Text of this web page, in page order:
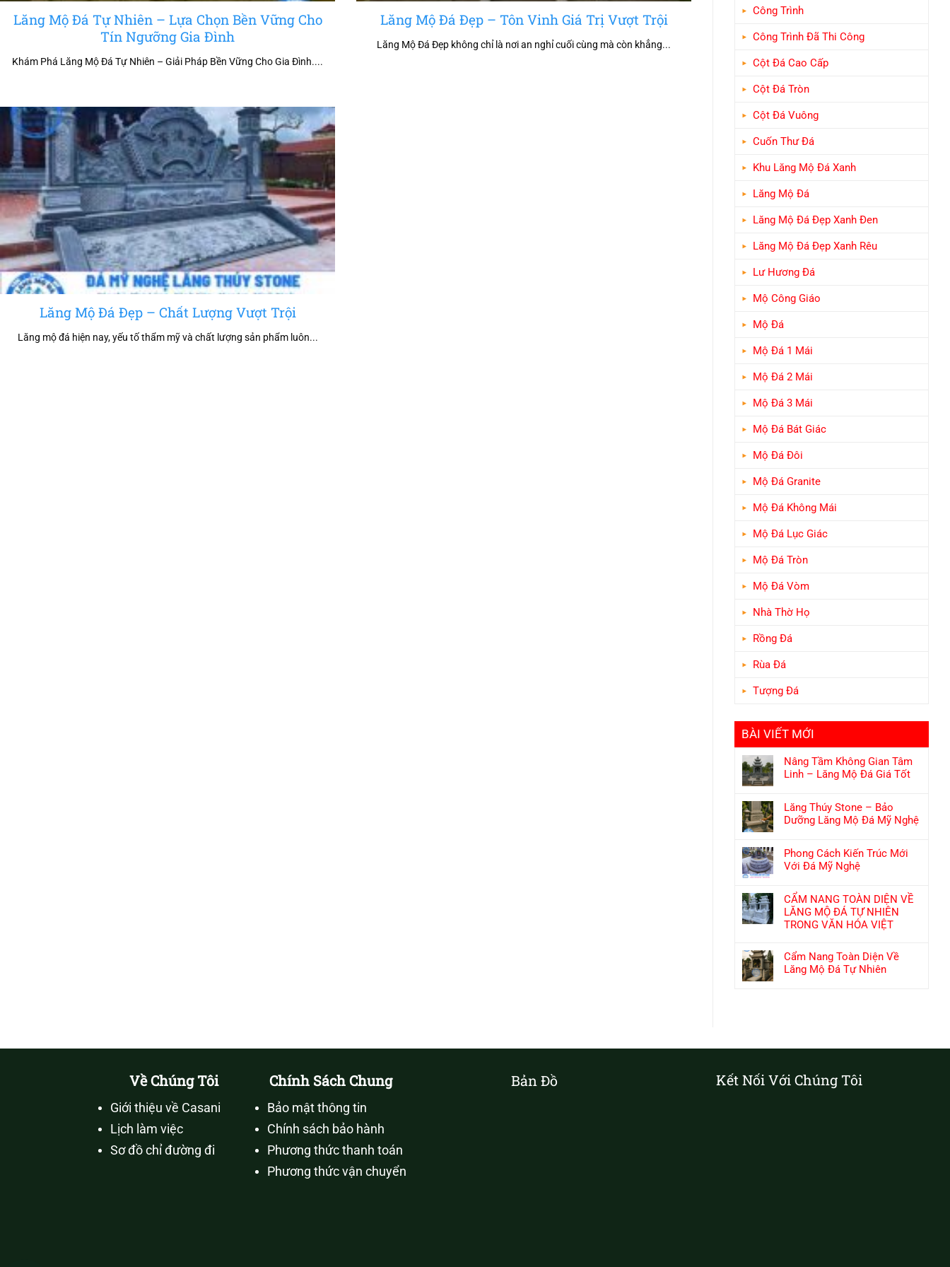
Lăng Mộ Đá Tự Nhiên – Lựa Chọn Bền Vững Cho
Tín Ngưỡng Gia Đình
Khám Phá Lăng Mộ Đá Tự Nhiên – Giải Pháp Bền Vững Cho Gia Đình....
Lăng Mộ Đá Đẹp – Tôn Vinh Giá Trị Vượt Trội
Lăng Mộ Đá Đẹp không chỉ là nơi an nghỉ cuối cùng mà còn khẳng...
Lăng Mộ Đá Đẹp – Chất Lượng Vượt Trội
Lăng mộ đá hiện nay, yếu tố thẩm mỹ và chất lượng sản phẩm luôn...
Công Trình
Công Trình Đã Thi Công
Cột Đá Cao Cấp
Cột Đá Tròn
Cột Đá Vuông
Cuốn Thư Đá
Khu Lăng Mộ Đá Xanh
Lăng Mộ Đá
Lăng Mộ Đá Đẹp Xanh Đen
Lăng Mộ Đá Đẹp Xanh Rêu
Lư Hương Đá
Mộ Công Giáo
Mộ Đá
Mộ Đá 1 Mái
Mộ Đá 2 Mái
Mộ Đá 3 Mái
Mộ Đá Bát Giác
Mộ Đá Đôi
Mộ Đá Granite
Mộ Đá Không Mái
Mộ Đá Lục Giác
Mộ Đá Tròn
Mộ Đá Vòm
Nhà Thờ Họ
Rồng Đá
Rùa Đá
Tượng Đá
BÀI VIẾT MỚI
Nâng Tầm Không Gian Tâm
Linh – Lăng Mộ Đá Giá Tốt
Lăng Thúy Stone – Bảo
Dưỡng Lăng Mộ Đá Mỹ Nghệ
Phong Cách Kiến Trúc Mới
Với Đá Mỹ Nghệ
CẨM NANG TOÀN DIỆN VỀ
LĂNG MỘ ĐÁ TỰ NHIÊN
TRONG VĂN HÓA VIỆT
Cẩm Nang Toàn Diện Về
Lăng Mộ Đá Tự Nhiên
Về Chúng Tôi
Giới thiệu về Casani
Lịch làm việc
Sơ đồ chỉ đường đi
Chính Sách Chung
Bảo mật thông tin
Chính sách bảo hành
Phương thức thanh toán
Phương thức vận chuyển
Bản Đồ Kết Nối Với Chúng Tôi